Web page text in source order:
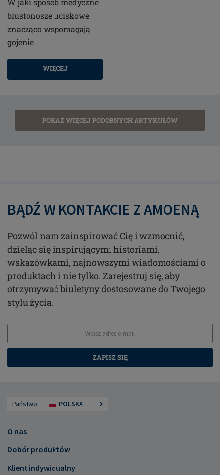
W jaki sposób medyczne
biustonosze uciskowe
znacząco wspomagają
gojenie
WIĘCEJ
POKAŻ WIĘCEJ PODOBNYCH ARTYKUŁÓW
BĄDŹ W KONTAKCIE Z AMOENĄ
Pozwól nam zainspirować Cię i wzmocnić,
dzieląc się inspirującymi historiami,
wskazówkami, najnowszymi wiadomościami o
produktach i nie tylko. Zarejestruj się, aby
otrzymywać biuletyny dostosowane do Twojego
stylu życia.
ZAPISZ SIĘ
Państwo POLSKA
O nas
Dobór produktów
Klient indywidualny